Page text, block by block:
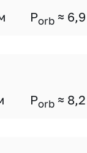
Porb ≈ 6,9
Porb ≈ 8,2